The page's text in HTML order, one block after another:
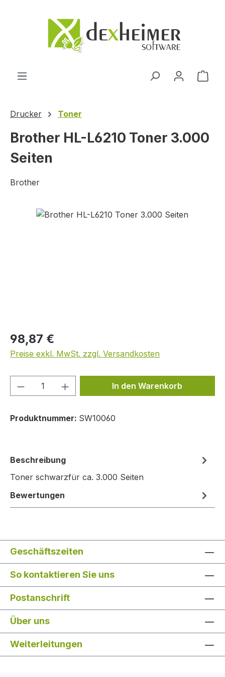
Drucker Toner
Brother HL-L6210 Toner 3.000
Seiten
Brother
Bildergalerie überspringen
Regulärer Preis:
98,87 €
Preise exkl. MwSt. zzgl. Versandkosten
Produkt Anzahl: Gib denIn den Warenkorb
Produktnummer: SW10060
Beschreibung
Toner schwarzfür ca. 3.000 Seiten
Bewertungen
Geschäftszeiten
So kontaktieren Sie uns
Postanschrift
Über uns
Weiterleitungen